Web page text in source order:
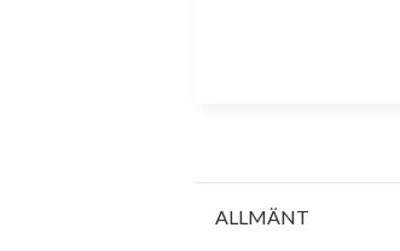
ALLMÄNT